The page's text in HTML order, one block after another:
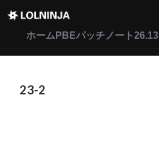
ホーム PBEパッチノート26.13
23-2